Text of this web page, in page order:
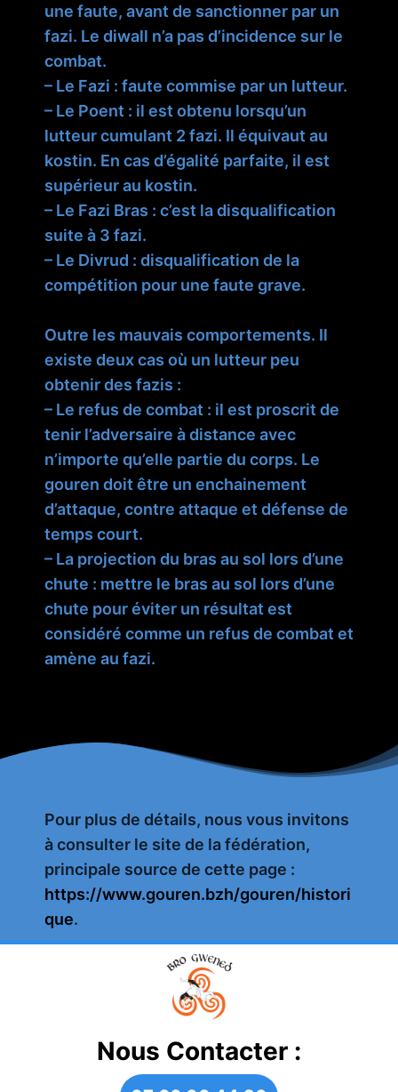
une faute, avant de sanctionner par un
fazi. Le diwall n’a pas d’incidence sur le
combat.
– Le Fazi : faute commise par un lutteur.
– Le Poent : il est obtenu lorsqu’un
lutteur cumulant 2 fazi. Il équivaut au
kostin. En cas d’égalité parfaite, il est
supérieur au kostin.
– Le Fazi Bras : c’est la disqualification
suite à 3 fazi.
– Le Divrud : disqualification de la
compétition pour une faute grave.
Outre les mauvais comportements. Il
existe deux cas où un lutteur peu
obtenir des fazis :
– Le refus de combat : il est proscrit de
tenir l’adversaire à distance avec
n’importe qu’elle partie du corps. Le
gouren doit être un enchainement
d’attaque, contre attaque et défense de
temps court.
– La projection du bras au sol lors d’une
chute : mettre le bras au sol lors d’une
chute pour éviter un résultat est
considéré comme un refus de combat et
amène au fazi.
Pour plus de détails, nous vous invitons
à consulter le site de la fédération,
principale source de cette page :
https://www.gouren.bzh/gouren/histori
que.
Nous Contacter :